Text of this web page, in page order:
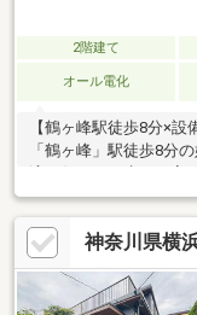
2階建て
オール電化
【鶴ヶ峰駅徒歩8分×
「鶴ヶ峰」駅徒歩8分
や、環境に優しいオー
ート◆「とりあえず見
大歓迎！店舗には無料
所への無料送迎も承り
神奈川県横